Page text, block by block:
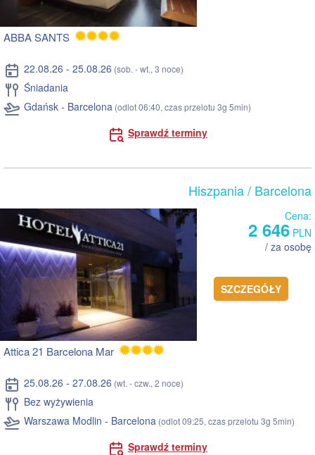
ABBA SANTS
22.08.26 - 25.08.26 (sob. - wt., 3 noce)
Śniadania
Gdańsk - Barcelona (odlot 06:40, czas przelotu 3g 5min)
Sprawdź terminy
Hiszpania/ Barcelona
Cena:
2 646 PLN
/ za osobę
SZCZEGÓŁY
Attica 21 Barcelona Mar
25.08.26 - 27.08.26 (wt. - czw., 2 noce)
Bez wyżywienia
Warszawa Modlin - Barcelona (odlot 09:25, czas przelotu 3g 5min)
Sprawdź terminy